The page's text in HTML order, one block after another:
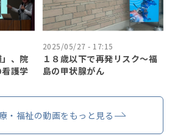
、院
護学
2025/05/27 - 17:15
１８歳以下で再発リスク〜福
島の甲状腺がん
・福祉の動画をもっと見る